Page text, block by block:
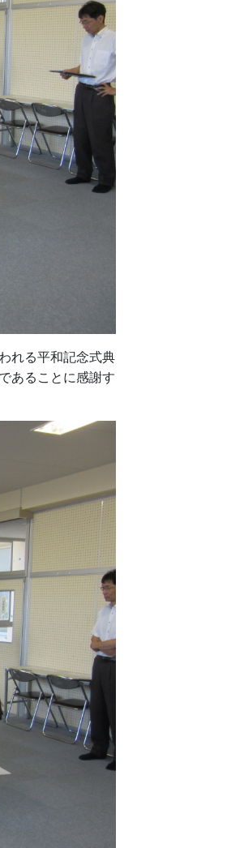
れる平和記念式典
あることに感謝す